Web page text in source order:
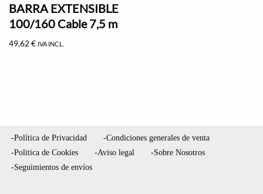
BARRA EXTENSIBLE
100/160 Cable 7,5 m
49,62€ IVA INCL.
-Política de Privacidad
-Condiciones generales de venta
-Politica de Cookies
-Aviso legal
-Sobre Nosotros
-Seguimientos de envíos